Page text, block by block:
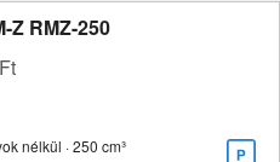
Z RMZ-250
nélkül · 250 cm³